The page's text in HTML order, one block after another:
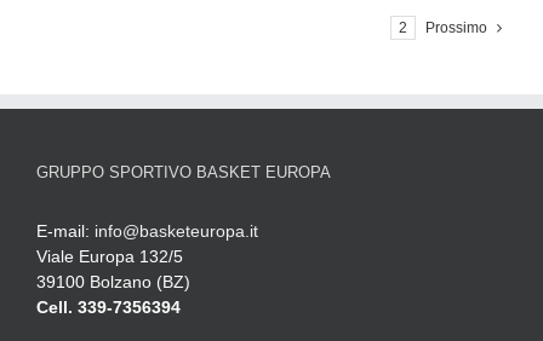
2 Prossimo
GRUPPO SPORTIVO BASKET EUROPA
E-mail: info@basketeuropa.it
Viale Europa 132/5
39100 Bolzano (BZ)
Cell. 339-7356394